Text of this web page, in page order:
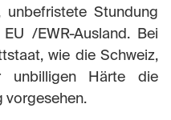
Stundung
/EWR-Ausland. Bei
wie die Schweiz,
Härte die
vorgesehen.